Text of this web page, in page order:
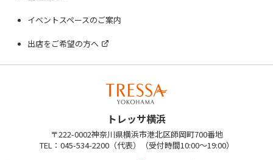
イベントスペースのご案内
出店をご希望の方へ
トレッサ横浜
〒222-0002神奈川県横浜市港北区師岡町700番地
TEL：045-534-2200（代表）（受付時間10:00～19:00）